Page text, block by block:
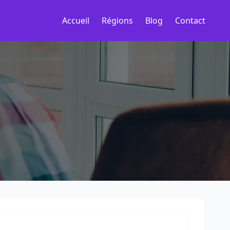
Accueil Régions Blog Contact